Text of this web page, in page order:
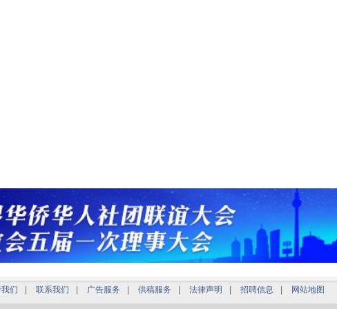
们 联系我们 广告服务 供稿服务 法律声明 招聘信息 网站地图